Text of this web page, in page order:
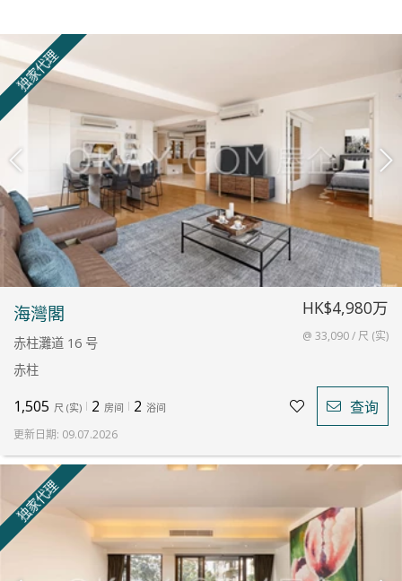
海灣閣
赤柱灘道 16 号
赤柱
HK$4,980万
@ 33,090 / 尺 (实)
1,505 尺 (实) 2 房间 2 浴间 查询
更新日期: 09.07.2026
独家代理
独家代理